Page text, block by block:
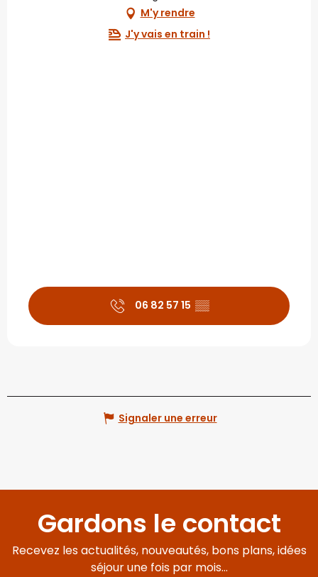
M'y rendre
J'y vais en train !
06 82 57 15 ▒▒
Signaler une erreur
Gardons le contact
Recevez les actualités, nouveautés, bons plans, idées
séjour une fois par mois...